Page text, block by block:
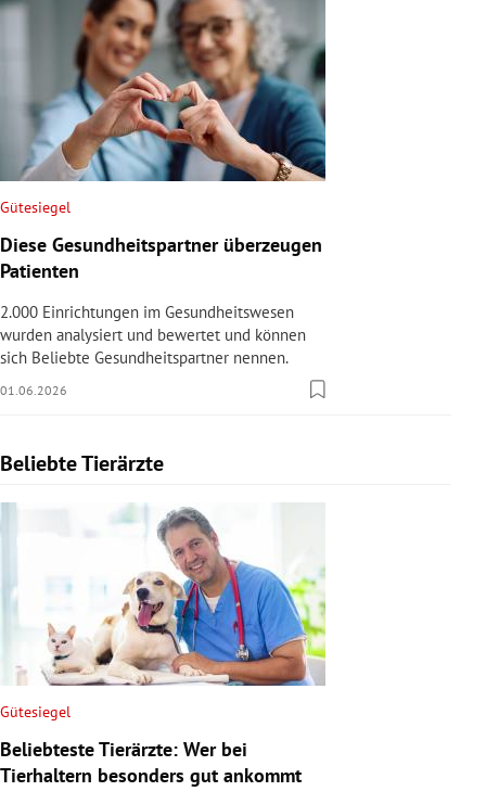
Gütesiegel
Diese Gesundheitspartner überzeugen
Patienten
2.000 Einrichtungen im Gesundheitswesen
wurden analysiert und bewertet und können
sich Beliebte Gesundheitspartner nennen.
01.06.2026
Beliebte Tierärzte
Slide 1 von 1
Gütesiegel
Beliebteste Tierärzte: Wer bei
Tierhaltern besonders gut ankommt